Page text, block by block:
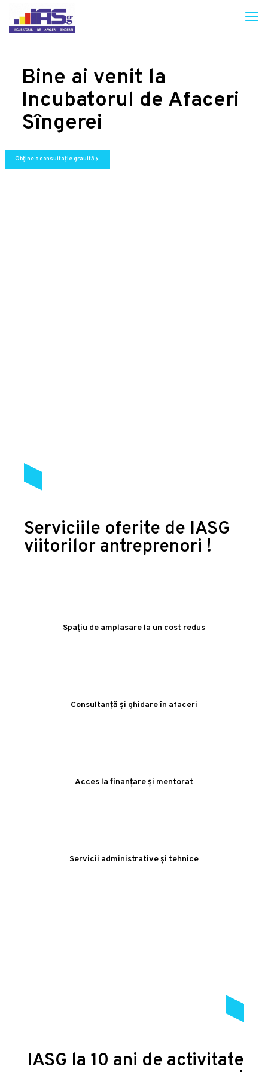
Bine ai venit la
Incubatorul de Afaceri
Sîngerei
Obține o consultație grauită chevron_right
Serviciile oferite de IASG
viitorilor antreprenori !
Spațiu de amplasare la un cost redus
Consultanță și ghidare în afaceri
Acces la finanțare și mentorat
Servicii administrative și tehnice
IASG la 10 ani de activitate